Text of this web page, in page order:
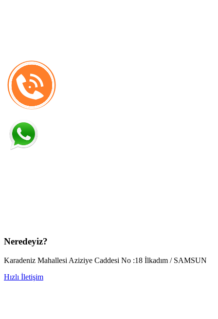
Neredeyiz?
Karadeniz Mahallesi Aziziye Caddesi No :18 İlkadım / SAMSUN
Hızlı İletişim